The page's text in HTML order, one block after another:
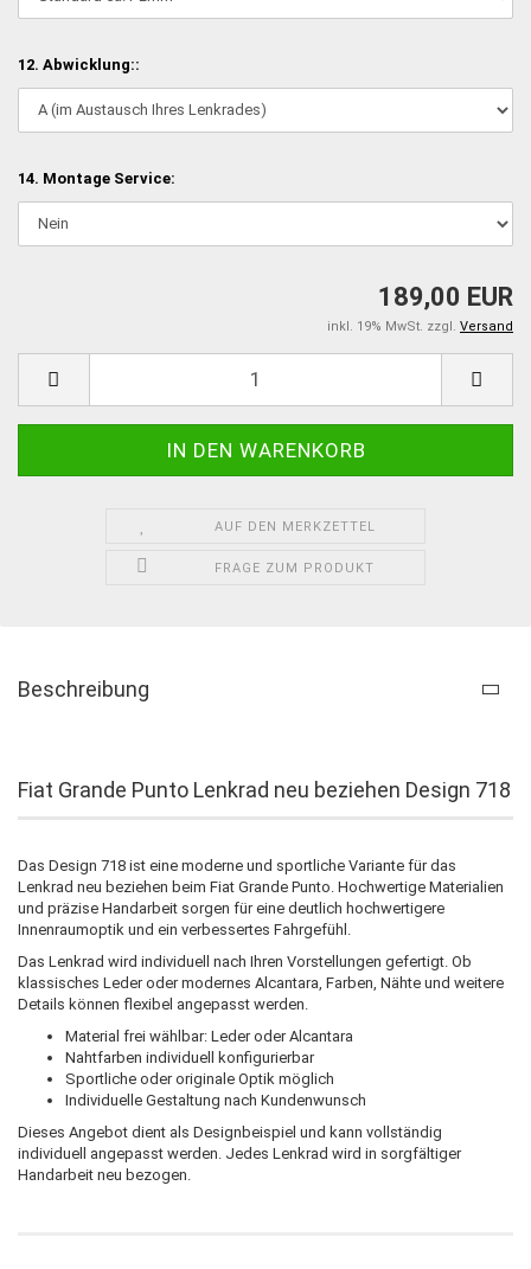
12. Abwicklung::
14. Montage Service:
189,00 EUR
inkl. 19% MwSt. zzgl. Versand
AUF DEN MERKZETTEL
FRAGE ZUM PRODUKT
Beschreibung
Fiat Grande Punto Lenkrad neu beziehen Design 718
Das Design 718 ist eine moderne und sportliche Variante für das
Lenkrad neu beziehen beim Fiat Grande Punto. Hochwertige Materialien
und präzise Handarbeit sorgen für eine deutlich hochwertigere
Innenraumoptik und ein verbessertes Fahrgefühl.
Das Lenkrad wird individuell nach Ihren Vorstellungen gefertigt. Ob
klassisches Leder oder modernes Alcantara, Farben, Nähte und weitere
Details können flexibel angepasst werden.
Material frei wählbar: Leder oder Alcantara
Nahtfarben individuell konfigurierbar
Sportliche oder originale Optik möglich
Individuelle Gestaltung nach Kundenwunsch
Dieses Angebot dient als Designbeispiel und kann vollständig
individuell angepasst werden. Jedes Lenkrad wird in sorgfältiger
Handarbeit neu bezogen.